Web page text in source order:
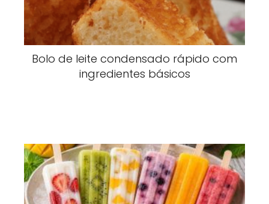
Bolo de leite condensado rápido com
ingredientes básicos